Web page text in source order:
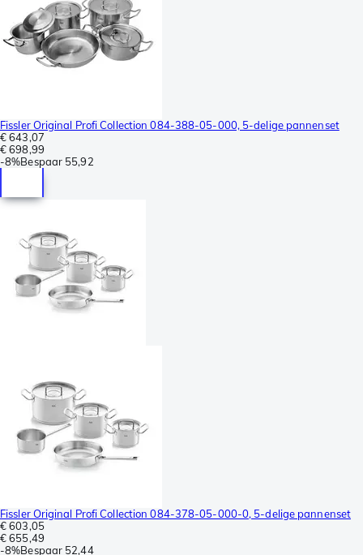
Fissler Original Profi Collection 084-388-05-000, 5-delige pannenset
€ 643,07
€ 698,99
-8%Bespaar 55,92
Fissler Original Profi Collection 084-378-05-000-0, 5-delige pannenset
€ 603,05
€ 655,49
-8%Bespaar 52,44